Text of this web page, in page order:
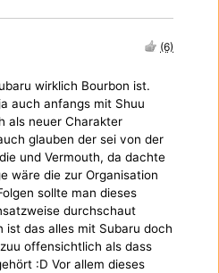
(6)
wirklich Bourbon ist.
auch anfangs mit Shuu
als neuer Charakter
glauben der sei von der
und Vermouth, da dachte
wäre die zur Organisation
sollte man dieses
durchschaut
ist das alles mit Subaru doch
offensichtlich als dass
:D Vor allem dieses